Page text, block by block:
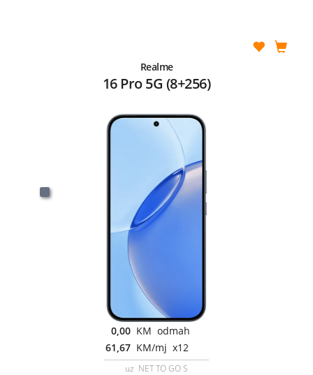
Realme
16 Pro 5G (8+256)
0,00 KM odmah
61,67 KM/mj x12
uz NET TO GO S